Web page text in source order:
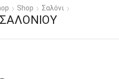
Shop Σαλόνι
ΣΑΛΟΝΙΟΎ